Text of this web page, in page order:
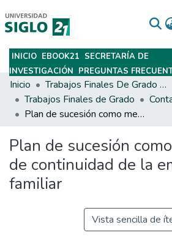
Subir
INICIO EBOOK21 SECRETARÍA DE
INVESTIGACIÓN PREGUNTAS
Inicio
Trabajos Finales De Grado Y Posgrado
Trabajos Finales de Grado
Plan de sucesión como mecanismo de continuidad de la empresa familiar
Plan de sucesión
de continuidad de la
familiar
Vista sencilla de